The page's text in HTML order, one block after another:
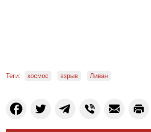
Теги: космос взрыв Ливан